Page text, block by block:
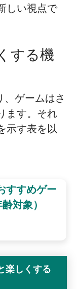
しい視点で
する機
ゲームはさ
ます。それ
示す表を以
すすめゲー
対象）
楽しくする